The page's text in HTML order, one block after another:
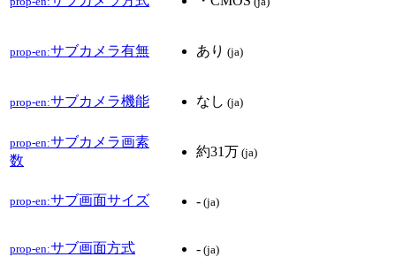
prop-en:サブカメラ有無 あり (ja)
prop-en:サブカメラ機能 なし (ja)
prop-en:サブカメラ画素
数
約31万 (ja)
prop-en:サブ画面サイズ - (ja)
prop-en:サブ画面方式 - (ja)